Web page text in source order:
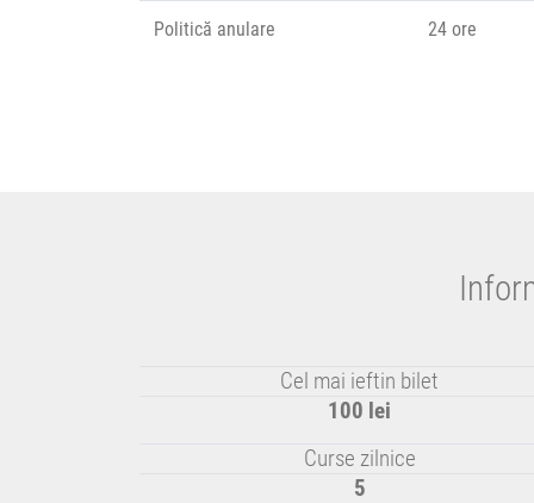
Politică anulare 24 ore
Cel mai ieftin bilet
100 lei
Curse zilnice
5